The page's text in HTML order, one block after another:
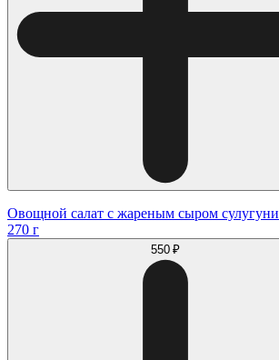
Овощной салат с жареным сыром сулугуни
270 г
550 ₽